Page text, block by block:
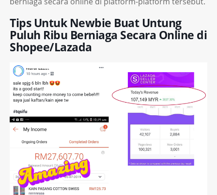
Tips Untuk Newbie Buat Untung
Puluh Ribu Berniaga Secara Online di
Shopee/Lazada